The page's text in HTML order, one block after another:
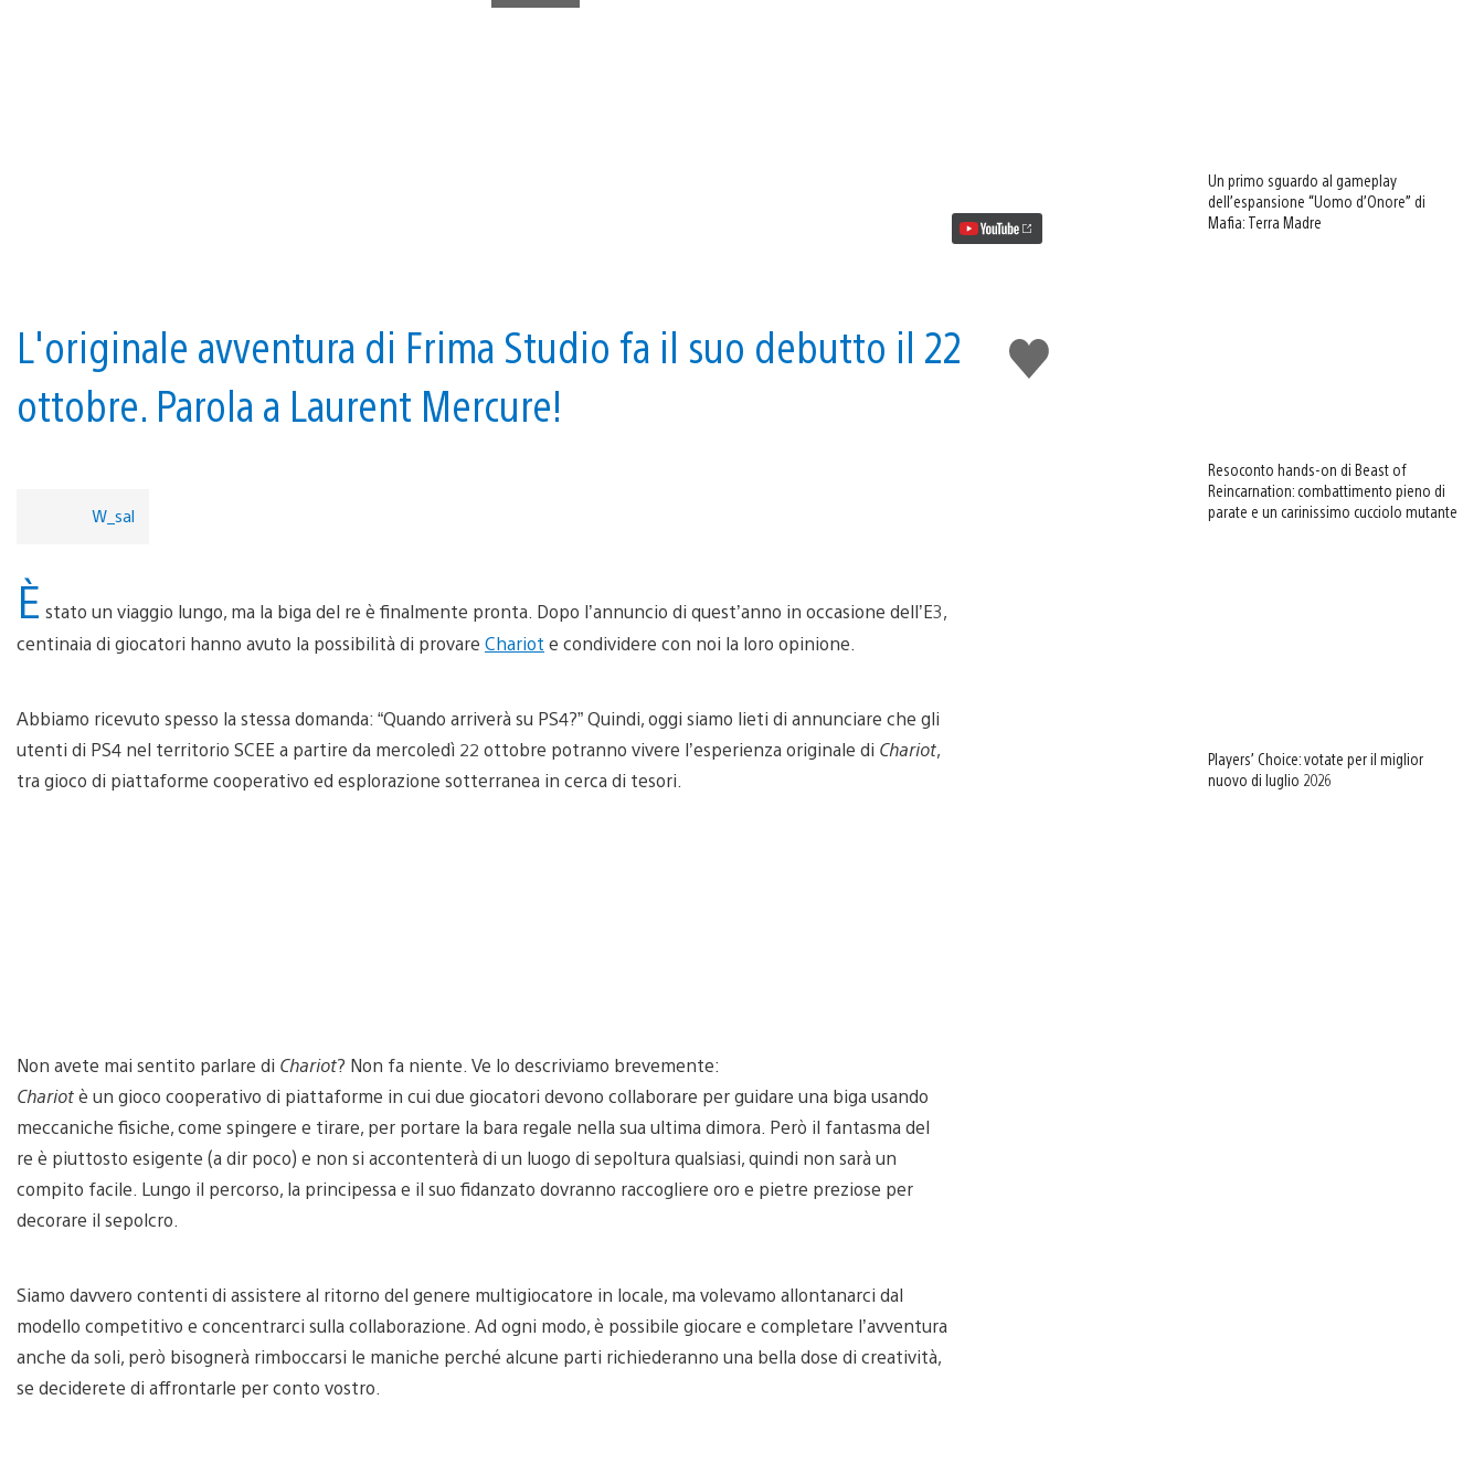
gioco
Mi
piace
L'originale avventura di Frima Studio fa il suo debutto il 22
ottobre. Parola a Laurent Mercure!
W_sal
È stato un viaggio lungo, ma la biga del re è finalmente pronta. Dopo l’annuncio di quest’anno in occasione dell’E3,
centinaia di giocatori hanno avuto la possibilità di provare Chariot e condividere con noi la loro opinione.
Abbiamo ricevuto spesso la stessa domanda: “Quando arriverà su PS4?” Quindi, oggi siamo lieti di annunciare che gli
utenti di PS4 nel territorio SCEE a partire da mercoledì 22 ottobre potranno vivere l’esperienza originale di Chariot,
tra gioco di piattaforme cooperativo ed esplorazione sotterranea in cerca di tesori.
Non avete mai sentito parlare di Chariot? Non fa niente. Ve lo descriviamo brevemente:
Chariotè un gioco cooperativo di piattaforme in cui due giocatori devono collaborare per guidare una biga usando
meccaniche fisiche, come spingere e tirare, per portare la bara regale nella sua ultima dimora. Però il fantasma del
re è piuttosto esigente (a dir poco) e non si accontenterà di un luogo di sepoltura qualsiasi, quindi non sarà un
compito facile. Lungo il percorso, la principessa e il suo fidanzato dovranno raccogliere oro e pietre preziose per
decorare il sepolcro.
Siamo davvero contenti di assistere al ritorno del genere multigiocatore in locale, ma volevamo allontanarci dal
modello competitivo e concentrarci sulla collaborazione. Ad ogni modo, è possibile giocare e completare l’avventura
anche da soli, però bisognerà rimboccarsi le maniche perché alcune parti richiederanno una bella dose di creatività,
se deciderete di affrontarle per conto vostro.
Un primo sguardo al gameplay
dell’espansione “Uomo d’Onore” di
Mafia: Terra Madre
Resoconto hands-on di Beast of
Reincarnation: combattimento pieno di
parate e un carinissimo cucciolo mutante
Players’ Choice: votate per il miglior
nuovo di luglio 2026